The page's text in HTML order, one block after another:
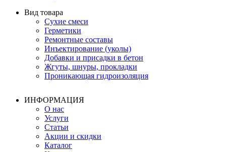
Вид товара
Сухие смеси
Герметики
Ремонтные составы
Инъектирование (уколы)
Добавки и присадки в бетон
Жгуты, шнуры, прокладки
Проникающая гидроизоляция
ИНФОРМАЦИЯ
О нас
Услуги
Статьи
Акции и скидки
Каталог